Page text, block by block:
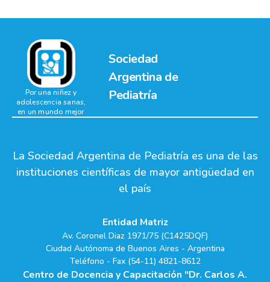
Sociedad
Argentina de
Pediatría
Por una niñez y
adolescencia sanas,
en un mundo mejor
La Sociedad Argentina de Pediatría es una de las
instituciones científicas de mayor antigüedad en
el país
Entidad Matriz
Av. Coronel Diaz 1971/75 (C1425DQF)
Ciudad Autónoma de Buenos Aires - Argentina
Teléfono - Fax (54-11) 4821-8612
Centro de Docencia y Capacitación "Dr. Carlos A.